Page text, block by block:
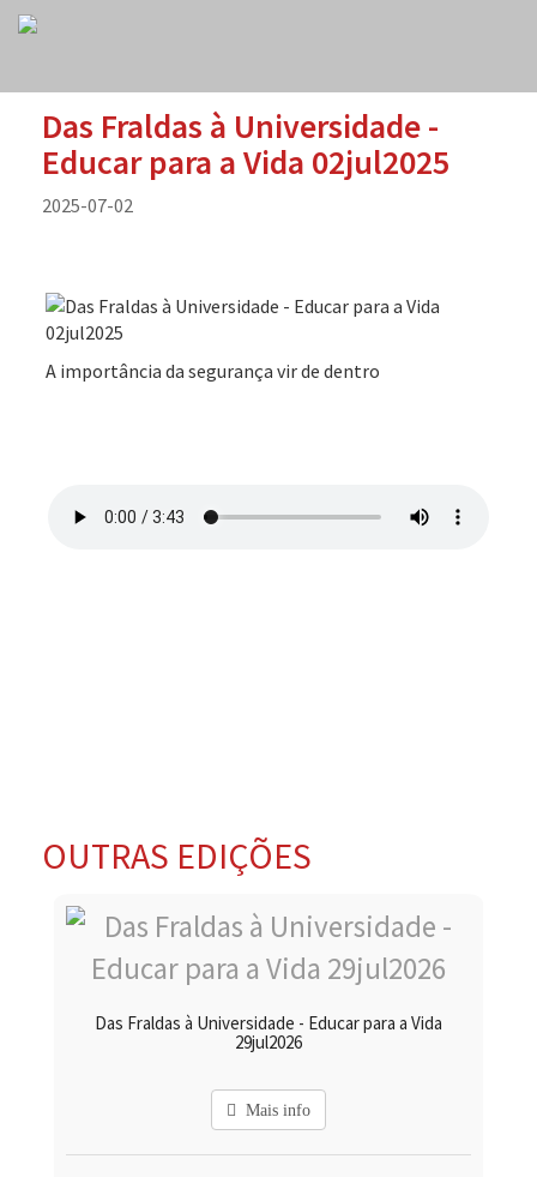
Das Fraldas à Universidade -
Educar para a Vida 02jul2025
2025-07-02
A importância da segurança vir de dentro
OUTRAS EDIÇÕES
Das Fraldas à Universidade - Educar para a Vida
29jul2026
Mais info